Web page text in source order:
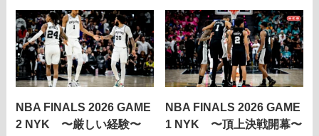
NBA FINALS 2026 GAME
2 NYK 〜厳しい経験〜
NBA FINALS 2026 GAME
1 NYK 〜頂上決戦開幕〜